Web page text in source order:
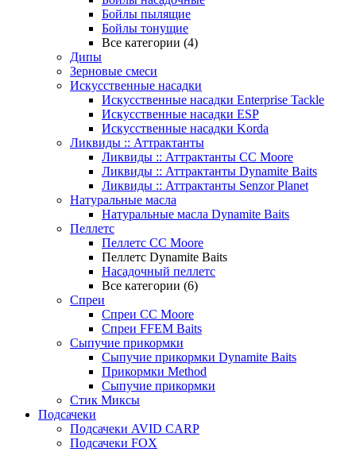
Бойлы пылящие
Бойлы тонущие
Все категории (4)
Дипы
Зерновые смеси
Искусственные насадки
Искусственные насадки Enterprise Tackle
Искусственные насадки ESP
Искусственные насадки Korda
Ликвиды :: Аттрактанты
Ликвиды :: Аттрактанты CC Moore
Ликвиды :: Аттрактанты Dynamite Baits
Ликвиды :: Аттрактанты Senzor Planet
Натуральные масла
Натуральные масла Dynamite Baits
Пеллетс
Пеллетс CC Moore
Пеллетс Dynamite Baits
Насадочный пеллетс
Все категории (6)
Спреи
Спреи CC Moore
Спреи FFEM Baits
Сыпучие прикормки
Сыпучие прикормки Dynamite Baits
Прикормки Method
Сыпучие прикормки
Стик Миксы
Подсачеки
Подсачеки AVID CARP
Подсачеки FOX